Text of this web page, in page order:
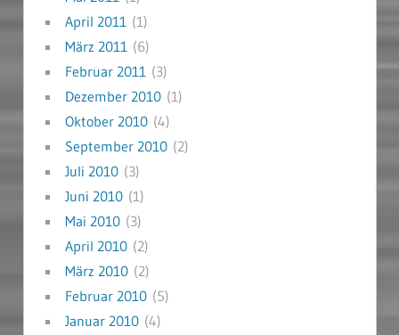
April 2011 (1)
März 2011 (6)
Februar 2011 (3)
Dezember 2010(1)
Oktober 2010(4)
September 2010(2)
Juli 2010(3)
Juni 2010(1)
Mai 2010(3)
April 2010(2)
März 2010(2)
Februar 2010(5)
Januar 2010(4)